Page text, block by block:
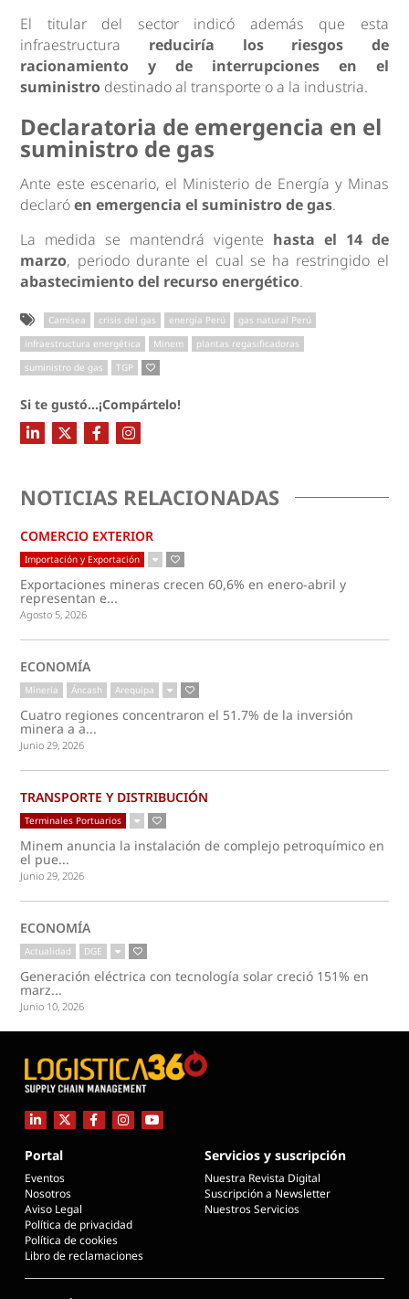
El titular del sector indicó además que esta
infraestructura reduciría los riesgos de
racionamiento y de interrupciones en el
suministro destinado al transporte o a la industria.
Declaratoria de emergencia en el
suministro de gas
Ante este escenario, el Ministerio de Energía y Minas
declaróen emergencia el suministro de gas.
La medida se mantendrá vigente hasta el 14 de
marzo, periodo durante el cual se ha restringido el
abastecimiento del recurso energético.
Camisea crisis del gas energía Perú
gas natural Perú
infraestructura energética
Minem
plantas regasificadoras
suministro de gas
TGP
Si te gustó...¡Compártelo!
NOTICIAS RELACIONADAS
COMERCIO EXTERIOR
Importación y Exportación
Exportaciones mineras crecen 60,6% en enero-abril y
representan e...
Agosto 5, 2026
ECONOMÍA
Minería Áncash Arequipa
Cuatro regiones concentraron el 51.7% de la inversión
minera a a...
Junio 29, 2026
TRANSPORTE Y DISTRIBUCIÓN
Terminales Portuarios
Minem anuncia la instalación de complejo petroquímico en
el pue...
Junio 29, 2026
ECONOMÍA
Actualidad DGE
Generación eléctrica con tecnología solar creció 151% en
marz...
Junio 10, 2026
Portal
Eventos
Nosotros
Aviso Legal
Política de privacidad
Política de cookies
Libro de reclamaciones
Servicios y suscripción
Nuestra Revista Digital
Suscripción a Newsletter
Nuestros Servicios